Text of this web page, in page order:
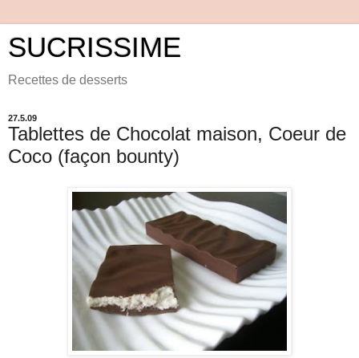
SUCRISSIME
Recettes de desserts
27.5.09
Tablettes de Chocolat maison, Coeur de
Coco (façon bounty)